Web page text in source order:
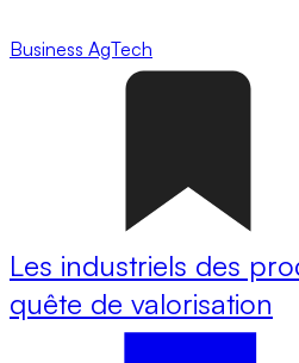
Business AgTech
Les industriels des
quête de valorisation